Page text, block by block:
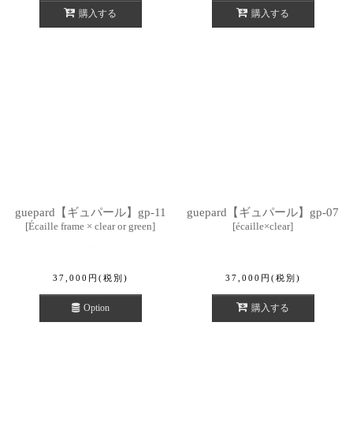
購入する 購入する
guepard【ギュパール】gp-11
[Écaille frame × clear or green]
37,000 円 (税別)
Option
guepard【ギュパール】gp-07
[écaille×clear]
37,000 円 (税別)
購入する